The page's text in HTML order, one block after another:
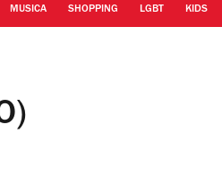
MUSICA SHOPPING LGBT KIDS